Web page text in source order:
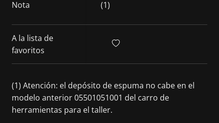
Nota (1)
A la lista de
favoritos
(1) Atención: el depósito de espuma no cabe en el
modelo anterior 05501051001 del carro de
herramientas para el taller.